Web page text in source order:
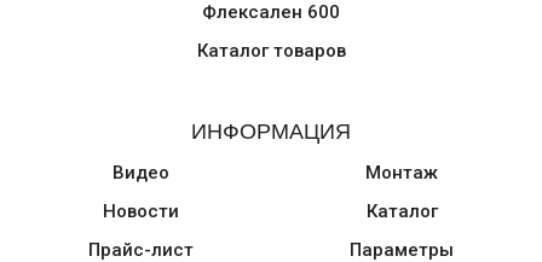
Флексален 600
Каталог товаров
ИНФОРМАЦИЯ
Видео
Новости
Прайс-лист
Монтаж
Каталог
Параметры